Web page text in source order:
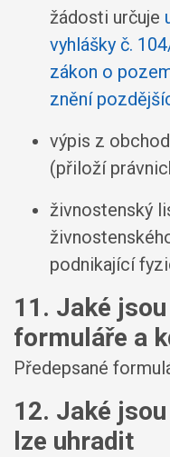
žádosti určuje
vyhlášky č.
zákon o
znění
výpis z
(přiloží
živnostenský
podnikající
11. Jaké
formuláře a
Předepsané
12. Jaké
lze uhradit